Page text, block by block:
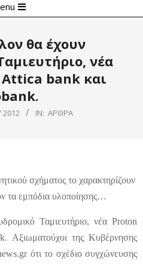
θα έχουν
νέα
bank και
2012 IN: ΆΡΘΡΑ
σχήματος το χαρακτηρίζουν
τα εμπόδια υλοποίησης…
Ταμιευτήριο, νέα Proton
Αξιωματούχοι της Κυβέρνησης
ότι το σχέδιο συγχώνευσης